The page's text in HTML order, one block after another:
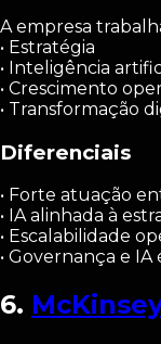
A empresa
• Estratégia
• Inteligência
• Crescimento
• Transformação
Diferenciais
• Forte atuação
• IA alinhada à
• Escalabilidade
• Governança e IA
6.